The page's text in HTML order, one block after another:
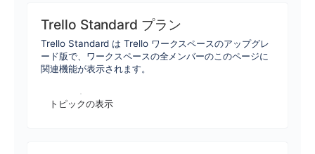
Trello Standard プラン
Trello Standard は Trello ワークスペースのアップグレ
ード版で、ワークスペースの全メンバーのこのページに
関連機能が表示されます。
トピックの表示